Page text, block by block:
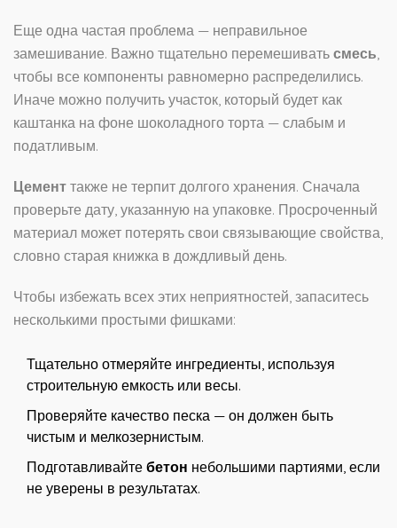
Еще одна частая проблема — неправильное
замешивание. Важно тщательно перемешивать смесь,
чтобы все компоненты равномерно распределились.
Иначе можно получить участок, который будет как
каштанка на фоне шоколадного торта — слабым и
податливым.
Цемент также не терпит долгого хранения. Сначала
проверьте дату, указанную на упаковке. Просроченный
материал может потерять свои связывающие свойства,
словно старая книжка в дождливый день.
Чтобы избежать всех этих неприятностей, запаситесь
несколькими простыми фишками:
Тщательно отмеряйте ингредиенты, используя
строительную емкость или весы.
Проверяйте качество песка — он должен быть
чистым и мелкозернистым.
Подготавливайте бетон небольшими партиями, если
не уверены в результатах.